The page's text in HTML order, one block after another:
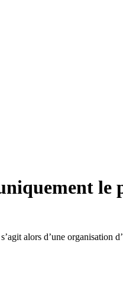
le
alors d’une organisation